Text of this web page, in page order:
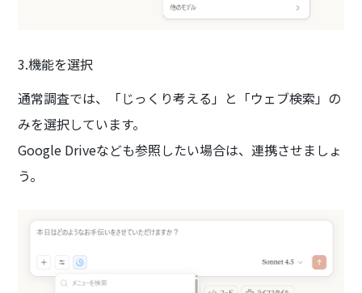
3.機能を選択
通常調査では、「じっくり考える」と「ウェブ検索」の
みを選択しています。
Google Driveなども参照したい場合は、連携させましょ
う。